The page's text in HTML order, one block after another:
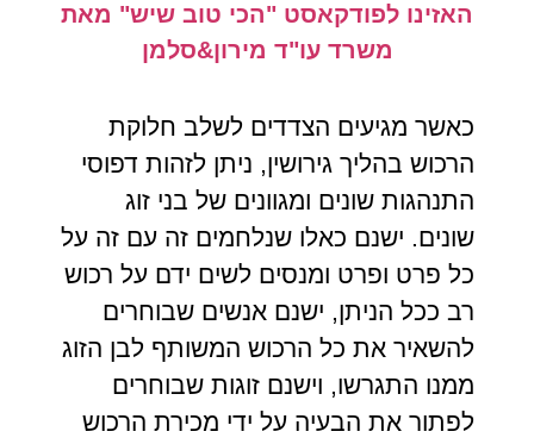
האזינו לפודקאסט "הכי טוב שיש" מאת
משרד עו"ד מירון&סלמן
כאשר מגיעים הצדדים לשלב חלוקת
הרכוש בהליך גירושין, ניתן לזהות דפוסי
התנהגות שונים ומגוונים של בני זוג
שונים. ישנם כאלו שנלחמים זה עם זה על
כל פרט ופרט ומנסים לשים ידם על רכוש
רב ככל הניתן, ישנם אנשים שבוחרים
להשאיר את כל הרכוש המשותף לבן הזוג
ממנו התגרשו, וישנם זוגות שבוחרים
לפתור את הבעיה על ידי מכירת הרכוש